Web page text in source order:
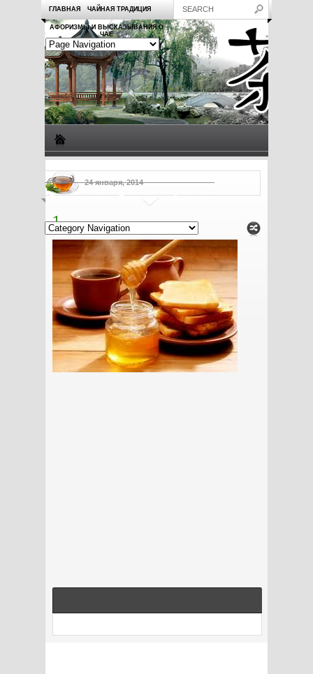
ГЛАВНАЯ ЧАЙНАЯ ТРАДИЦИЯ
АФОРИЗМЫ И ВЫСКАЗЫВАНИЯ О
ЧАЕ
Рецепты с чаем Полезные свойства чая
24 января, 2014
1